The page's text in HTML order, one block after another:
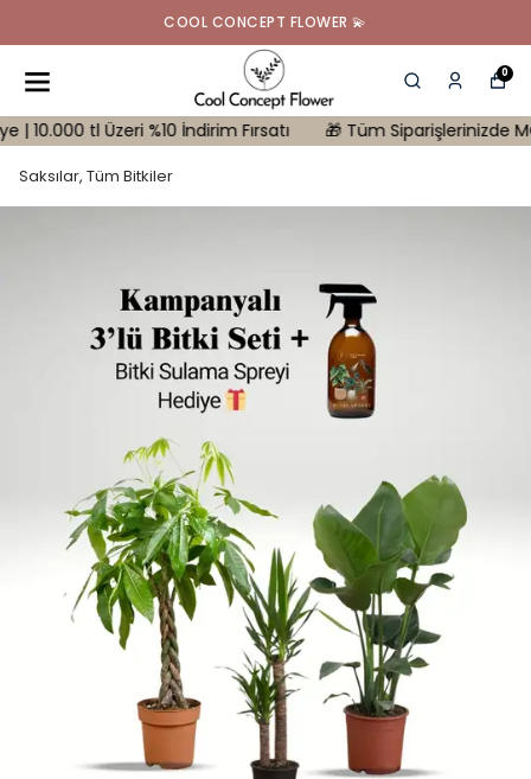
COOL CONCEPT FLOWER 💫
0
tl Üzeri %10 İndirim Fırsatı 🎁 Tüm Siparişlerinizde
Saksılar, Tüm Bitkiler